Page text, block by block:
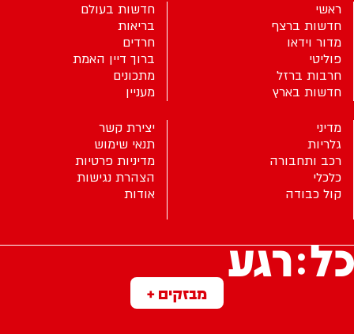
מבזקים +
ראשי
חדשות ברצף
מדור וידאו
פוליטי
חרבות ברזל
חדשות בארץ
חדשות בעולם
בריאות
חרדים
ברוך דיין האמת
מתכונים
מעניין
מדיני
גלריות
רכב ותחבורה
כלכלי
קול כבודה
יצירת קשר
תנאי שימוש
מדיניות פרטיות
הצהרת נגישות
אודות